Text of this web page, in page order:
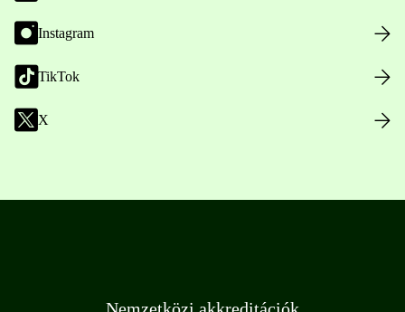
Instagram
TikTok
X